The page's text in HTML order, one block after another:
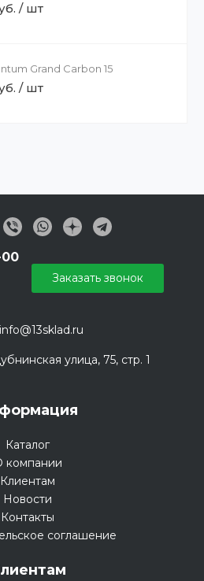
/ шт
Grand Carbon 15
/ шт
info@13sklad.ru
улица, 75, стр. 1
Заказать звонок
Каталог
компании
Клиентам
Новости
Контакты
соглашение